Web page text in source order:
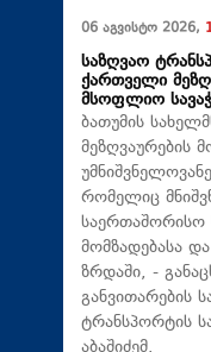
06 აგვისტო 2026,
საზღვაო
ქართველი
მსოფლიო
ბათუმის
მეზღვაურების
რომელიც
საერთაშორისო
მომზადებასა
ზრდაში, -
განვითარების
ტრანსპორტის